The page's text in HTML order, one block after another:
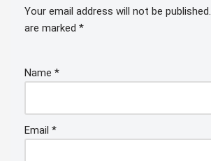
Your email address will not be published.
are marked *
Name *
Email *